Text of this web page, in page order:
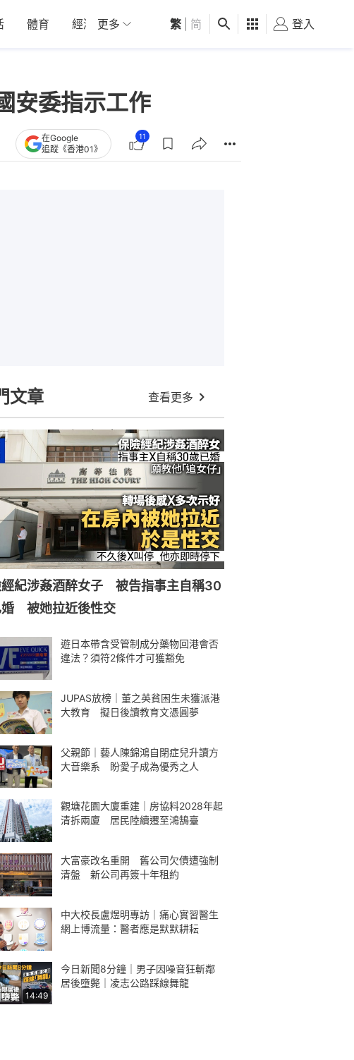
體育 經濟 01深圳 觀點 健康 好食玩飛
更多 繁 简 登入
安委指示工作
在Google
追蹤《香港01》
11
文章 查看更多
紀涉姦酒醉女子 被告指事主自稱30
婚 被她拉近後性交
遊日本帶含受管制成分藥物回港會否
違法？須符2條件才可獲豁免
JUPAS放榜｜董之英貧困生未獲派港
大教育 擬日後讀教育文憑圓夢
父親節｜藝人陳錦鴻自閉症兒升讀方
大音樂系 盼愛子成為優秀之人
觀塘花園大廈重建｜房協料2028年起
清拆兩廈 居民陸續遷至鴻鵠臺
大富豪改名重開 舊公司欠債遭強制
清盤 新公司再簽十年租約
中大校長盧煜明專訪｜痛心實習醫生
網上博流量：醫者應是默默耕耘
14:49
今日新聞8分鐘｜男子因噪音狂斬鄰
居後墮斃｜凌志公路踩線舞龍